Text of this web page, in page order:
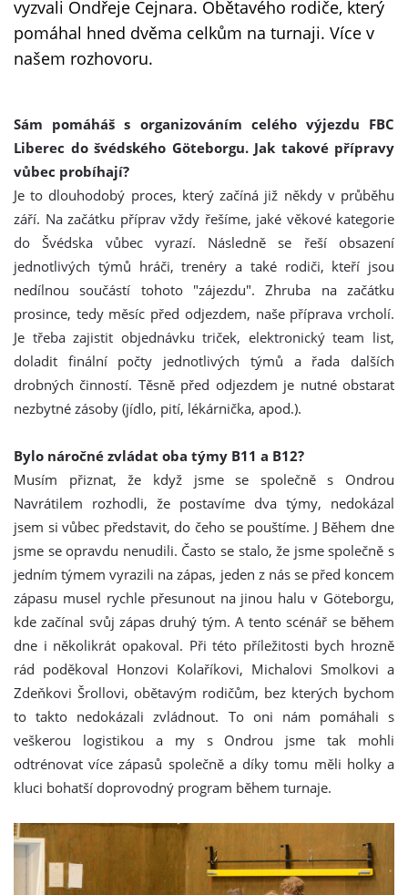
vyzvali Ondřeje Cejnara. Obětavého rodiče, který
pomáhal hned dvěma celkům na turnaji. Více v
našem rozhovoru.
Sám pomáháš s organizováním celého výjezdu FBC
Liberec do švédského Göteborgu. Jak takové přípravy
vůbec probíhají?
Je to dlouhodobý proces, který začíná již někdy v průběhu
září. Na začátku příprav vždy řešíme, jaké věkové kategorie
do Švédska vůbec vyrazí. Následně se řeší obsazení
jednotlivých týmů hráči, trenéry a také rodiči, kteří jsou
nedílnou součástí tohoto ″zájezdu″. Zhruba na začátku
prosince, tedy měsíc před odjezdem, naše příprava vrcholí.
Je třeba zajistit objednávku triček, elektronický team list,
doladit finální počty jednotlivých týmů a řada dalších
drobných činností. Těsně před odjezdem je nutné obstarat
nezbytné zásoby (jídlo, pití, lékárnička, apod.).
Bylo náročné zvládat oba týmy B11 a B12?
Musím přiznat, že když jsme se společně s Ondrou
Navrátilem rozhodli, že postavíme dva týmy, nedokázal
jsem si vůbec představit, do čeho se pouštíme. J Během dne
jsme se opravdu nenudili. Často se stalo, že jsme společně s
jedním týmem vyrazili na zápas, jeden z nás se před koncem
zápasu musel rychle přesunout na jinou halu v Göteborgu,
kde začínal svůj zápas druhý tým. A tento scénář se během
dne i několikrát opakoval. Při této příležitosti bych hrozně
rád poděkoval Honzovi Kolaříkovi, Michalovi Smolkovi a
Zdeňkovi Šrollovi, obětavým rodičům, bez kterých bychom
to takto nedokázali zvládnout. To oni nám pomáhali s
veškerou logistikou a my s Ondrou jsme tak mohli
odtrénovat více zápasů společně a díky tomu měli holky a
kluci bohatší doprovodný program během turnaje.